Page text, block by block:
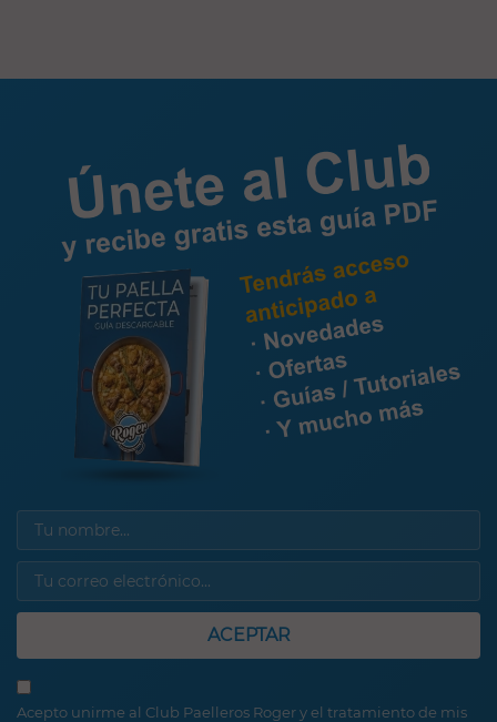
ACEPTAR
Acepto unirme al Club Paelleros Roger y el tratamiento de mis